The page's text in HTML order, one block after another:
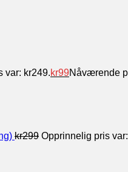
var: kr249.kr99Nåværende
kr299 Opprinnelig pris